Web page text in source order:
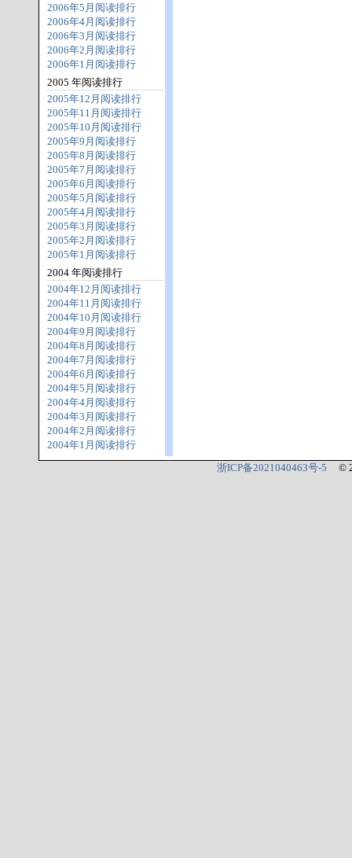
2006年5月阅读排行
2006年4月阅读排行
2006年3月阅读排行
2006年2月阅读排行
2006年1月阅读排行
2005 年阅读排行
2005年12月阅读排行
2005年11月阅读排行
2005年10月阅读排行
2005年9月阅读排行
2005年8月阅读排行
2005年7月阅读排行
2005年6月阅读排行
2005年5月阅读排行
2005年4月阅读排行
2005年3月阅读排行
2005年2月阅读排行
2005年1月阅读排行
2004 年阅读排行
2004年12月阅读排行
2004年11月阅读排行
2004年10月阅读排行
2004年9月阅读排行
2004年8月阅读排行
2004年7月阅读排行
2004年6月阅读排行
2004年5月阅读排行
2004年4月阅读排行
2004年3月阅读排行
2004年2月阅读排行
2004年1月阅读排行
浙ICP备2021040463号-5 ©